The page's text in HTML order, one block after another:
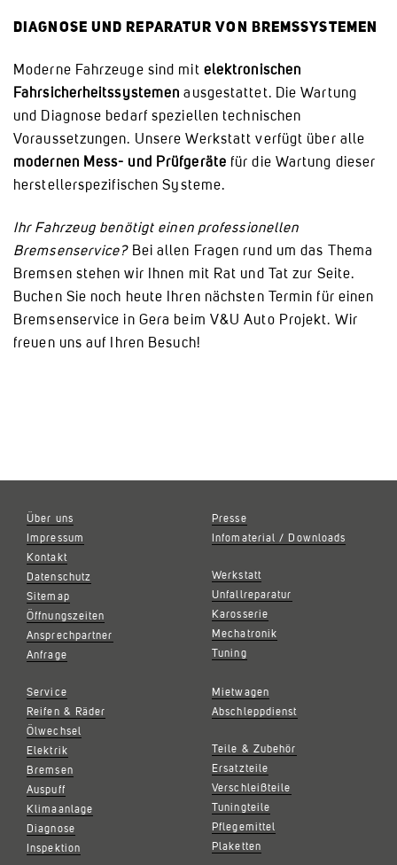
DIAGNOSE UND REPARATUR VON BREMSSYSTEMEN
Moderne Fahrzeuge sind mit elektronischen
Fahrsicherheitssystemen ausgestattet. Die Wartung
und Diagnose bedarf speziellen technischen
Voraussetzungen. Unsere Werkstatt verfügt über alle
modernen Mess- und Prüfgeräte für die Wartung dieser
herstellerspezifischen Systeme.
Ihr Fahrzeug benötigt einen professionellen
Bremsenservice?Bei allen Fragen rund um das Thema
Bremsen stehen wir Ihnen mit Rat und Tat zur Seite.
Buchen Sie noch heute Ihren nächsten Termin für einen
Bremsenservice in Gera beim V&U Auto Projekt. Wir
freuen uns auf Ihren Besuch!
Über uns
Impressum
Kontakt
Datenschutz
Sitemap
Öffnungszeiten
Ansprechpartner
Anfrage
Presse
Infomaterial / Downloads
Werkstatt
Unfallreparatur
Karosserie
Mechatronik
Tuning
Service
Reifen & Räder
Ölwechsel
Elektrik
Bremsen
Auspuff
Klimaanlage
Diagnose
Inspektion
Mietwagen
Abschleppdienst
Teile & Zubehör
Ersatzteile
Verschleißteile
Tuningteile
Pflegemittel
Plaketten